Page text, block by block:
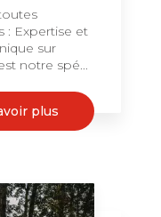
: Expertise et
sur
notre spé...
plus